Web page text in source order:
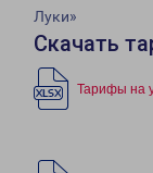
Луки»
Скачать
Тарифы на